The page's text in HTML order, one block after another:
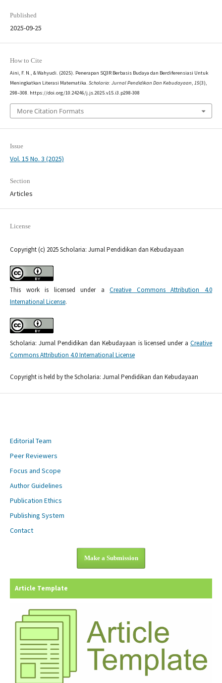
Published
2025-09-25
How to Cite
Aini, F. N., & Wahyudi. (2025). Penerapan SQ3R Berbasis Budaya dan Berdiferensiasi Untuk
Meningkatkan Literasi Matematika. Scholaria: Jurnal Pendidikan Dan Kebudayaan, 15(3),
298–308. https://doi.org/10.24246/j.js.2025.v15.i3.p298-308
More Citation Formats
Issue
Vol. 15 No. 3 (2025)
Section
Articles
License
Copyright (c) 2025 Scholaria: Jurnal Pendidikan dan Kebudayaan
This work is licensed under aCreative Commons Attribution 4.0
International License.
Scholaria: Jurnal Pendidikan dan Kebudayaan is licensed under aCreative
Commons Attribution 4.0 International License
Copyright is held by the Scholaria: Jurnal Pendidikan dan Kebudayaan
Editorial Team
Peer Reviewers
Focus and Scope
Author Guidelines
Publication Ethics
Publishing System
Contact
Make a Submission
Article Template